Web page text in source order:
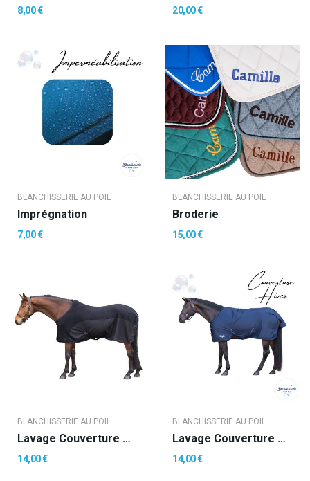
8,00 € 20,00 €
BLANCHISSERIE AU POIL
Imprégnation
7,00 €
BLANCHISSERIE AU POIL
Broderie
15,00 €
BLANCHISSERIE AU POIL
Lavage Couverture Chemise
14,00 €
BLANCHISSERIE AU POIL
Lavage Couverture Hiver (- 200 Gr)
14,00 €